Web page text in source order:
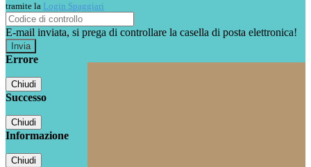
tramite la Login Spaggiari
E-mail inviata, si prega di controllare la casella di posta elettronica!
Errore
Chiudi
Successo
Chiudi
Informazione
Chiudi